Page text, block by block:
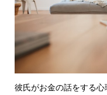
彼氏がお金の話をする